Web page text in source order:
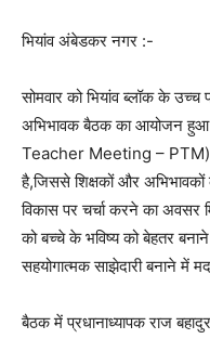
भियांव अंबेडकर नगर :-
सोमवार को भियांव ब्लॉक के उच्च
अभिभावक बैठक का आयोजन
Teacher Meeting – PTM)
है,जिससे शिक्षकों और अभिभावकों
विकास पर चर्चा करने का अवसर
को बच्चे के भविष्य को बेहतर
सहयोगात्मक साझेदारी बनाने में
बैठक में प्रधानाध्यापक राज